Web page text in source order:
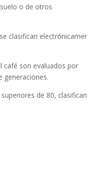
o de otros
clasifican
café son evaluados por
generaciones.
de 80,